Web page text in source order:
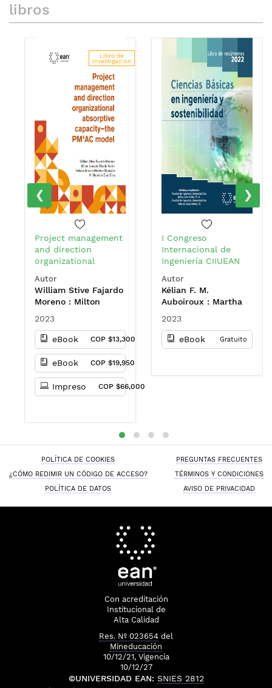
libros
Libro de
investigación
Project management
and direction
organizational
the PM4AC model
Autor
William Stive Fajardo
Moreno : Milton
Varón : Nelson
Antonio Moreno
Monsalve : Henry
Mauricio Diez-Silva
2023
eBook COP $13,300
eBook COP $19,950
Impreso COP $66,000
I Congreso
Internacional de
Ingeniería CIIUEAN
Colombia)
Autor
Kélian F. M.
Auboiroux : Martha
: Juana Valentina
Gómez Pachón :
Robert Arturo Jaime
Nicolás Mantilla
2023
eBook Gratuito
‹ ›
POLÍTICA DE COOKIES
PREGUNTAS FRECUENTES
¿CÓMO REDIMIR UN CÓDIGO DE ACCESO?
TÉRMINOS Y CONDICIONES
POLÍTICA DE DATOS
AVISO DE PRIVACIDAD
Con acreditación
Institucional de
Alta Calidad
Res. Nº 023654 del
Mineducación
10/12/21, Vigencia
10/12/27
©UNIVERSIDAD EAN: SNIES 2812